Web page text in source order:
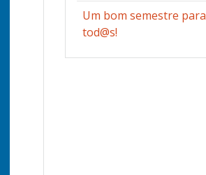
Um bom semestre para
tod@s!